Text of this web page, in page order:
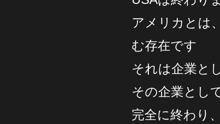
アメリカとは
む存在です
それは企業と
その企業とし
完全に終わり